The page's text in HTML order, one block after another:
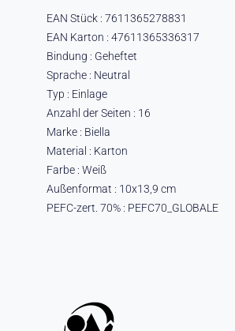
EAN Stück : 7611365278831
EAN Karton : 47611365336317
Bindung : Geheftet
Sprache : Neutral
Typ : Einlage
Anzahl der Seiten : 16
Marke : Biella
Material : Karton
Farbe : Weiß
Außenformat : 10x13,9 cm
PEFC-zert. 70% : PEFC70_GLOBALE